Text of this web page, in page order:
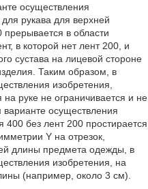
осуществления
рукава для верхней
прерывается в области
в которой нет лент 200, и
сустава на лицевой стороне
Таким образом, в
изобретения,
руке не ограничивается и не
осуществления
400 без лент 200 простирается
Y на отрезок,
длины предмета одежды, в
изобретения, на
(например, около 3 см).